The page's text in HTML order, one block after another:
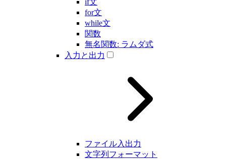
if文
for文
while文
関数
無名関数: ラムダ式
入力と出力
ファイル入出力
文字列フォーマット